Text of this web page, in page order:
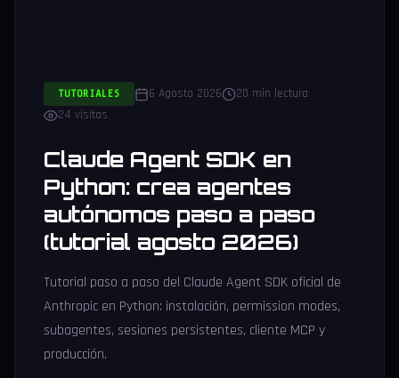
TUTORIALES 6 Agosto 2026
20 min lectura
24 visitas
Claude Agent SDK en
Python: crea agentes
autónomos paso a paso
(tutorial agosto 2026)
Tutorial paso a paso del Claude Agent SDK oficial de
Anthropic en Python: instalación, permission modes,
subagentes, sesiones persistentes, cliente MCP y
producción.